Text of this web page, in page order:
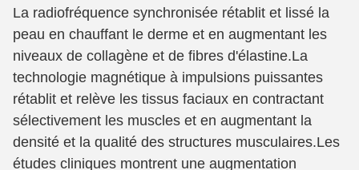
La radiofréquence synchronisée rétablit et lissé la
peau en chauffant le derme et en augmentant les
niveaux de collagène et de fibres d'élastine.La
technologie magnétique à impulsions puissantes
rétablit et relève les tissus faciaux en contractant
sélectivement les muscles et en augmentant la
densité et la qualité des structures musculaires.Les
études cliniques montrent une augmentation